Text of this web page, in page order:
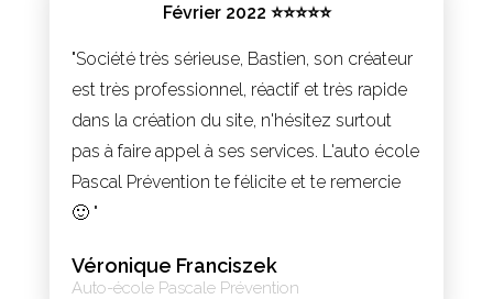
Février 2022 ⭐⭐⭐⭐⭐
"Société très sérieuse, Bastien, son créateur
est très professionnel, réactif et très rapide
dans la création du site, n'hésitez surtout
pas à faire appel à ses services. L'auto école
Pascal Prévention te félicite et te remercie
🙂 "
Véronique Franciszek
Auto-école Pascale Prévention